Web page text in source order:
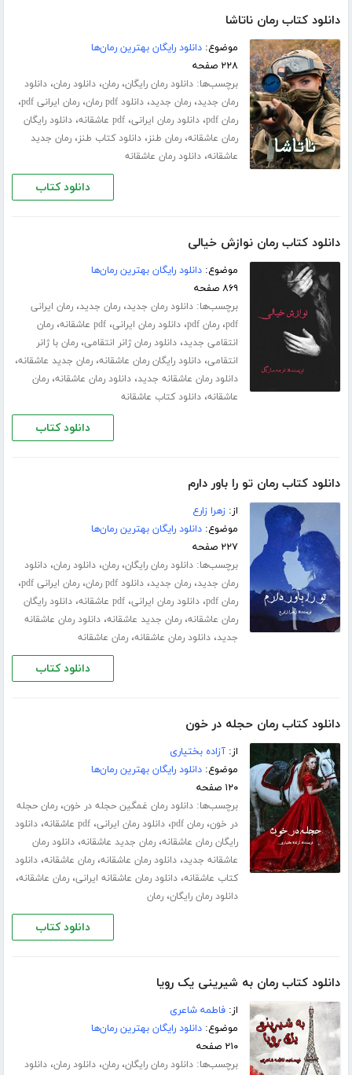
دانلود کتاب رمان ناتاشا
موضوع:دانلود رایگان بهترین رمان‌ها
۲۲۸ صفحه
برچسب‌ها:دانلود رمان رایگان،رمان،دانلود رمان،دانلود
رمان جدید،رمان جدید،دانلود pdf رمان ،رمان ایرانی pdf ،
رمان pdf ،دانلود رمان ایرانی،pdf عاشقانه ،دانلود رایگان
رمان عاشقانه،رمان طنز،دانلود کتاب طنز،رمان جدید
عاشقانه،دانلود رمان عاشقانه
دانلود کتاب
دانلود کتاب رمان نوازش خیالی
موضوع:دانلود رایگان بهترین رمان‌ها
۸۶۹ صفحه
برچسب‌ها:دانلود رمان جدید،رمان جدید،رمان ایرانی
pdf،رمان pdf ،دانلود رمان ایرانی،pdf عاشقانه ،رمان
انتقامی جدید،دانلود رمان ژانر انتقامی،رمان با ژانر
انتقامی،دانلود رایگان رمان عاشقانه،رمان جدید عاشقانه،
دانلود رمان عاشقانه جدید،دانلود رمان عاشقانه،رمان
عاشقانه،دانلود کتاب عاشقانه
دانلود کتاب
دانلود کتاب رمان تو را باور دارم
از:زهرا زارع
موضوع:دانلود رایگان بهترین رمان‌ها
۲۲۷ صفحه
برچسب‌ها:دانلود رمان رایگان،رمان،دانلود رمان،دانلود
رمان جدید،رمان جدید،دانلود pdf رمان ،رمان ایرانی pdf ،
رمان pdf ،دانلود رمان ایرانی،pdf عاشقانه ،دانلود رایگان
رمان عاشقانه،رمان جدید عاشقانه،دانلود رمان عاشقانه
جدید،دانلود رمان عاشقانه،رمان عاشقانه
دانلود کتاب
دانلود کتاب رمان حجله در خون
از:آزاده بختیاری
موضوع:دانلود رایگان بهترین رمان‌ها
۱۲۰ صفحه
برچسب‌ها:دانلود رمان غمگین حجله در خون،رمان حجله
در خون،رمان pdf ،دانلود رمان ایرانی،pdf عاشقانه ،دانلود
رایگان رمان عاشقانه،رمان جدید عاشقانه،دانلود رمان
عاشقانه جدید،دانلود رمان عاشقانه،رمان عاشقانه،دانلود
کتاب عاشقانه،دانلود رمان عاشقانه ایرانی،رمان عاشقانه،
دانلود رمان رایگان،رمان
دانلود کتاب
دانلود کتاب رمان به شیرینی یک رویا
از:فاطمه شاعری
موضوع:دانلود رایگان بهترین رمان‌ها
۲۱۰ صفحه
برچسب‌ها:دانلود رمان رایگان،رمان،دانلود رمان،دانلود